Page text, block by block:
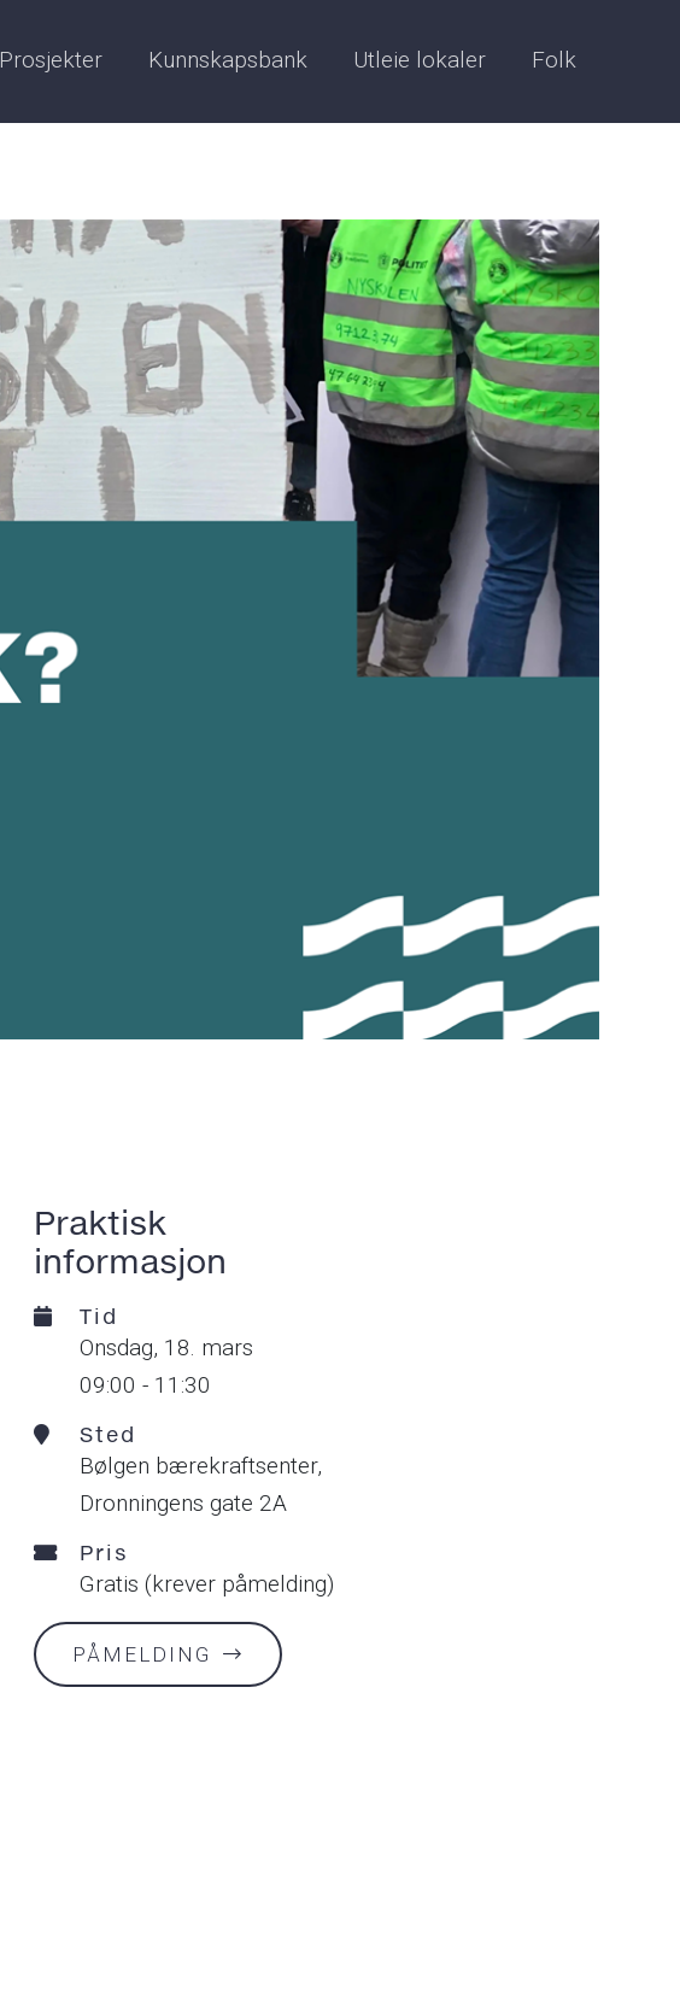
Prosjekter Kunnskapsbank Utleie lokaler Folk
Praktisk
informasjon
Tid
onsdag, 18. mars
09:00 - 11:30
Sted
Bølgen bærekraftsenter,
Dronningens gate 2A
Pris
Gratis (krever påmelding)
PÅMELDING